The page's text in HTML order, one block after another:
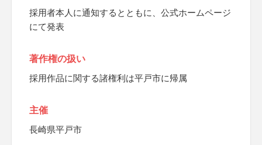
採用者本人に通知するとともに、公式ホームページ
にて発表
著作権の扱い
採用作品に関する諸権利は平戸市に帰属
主催
長崎県平戸市